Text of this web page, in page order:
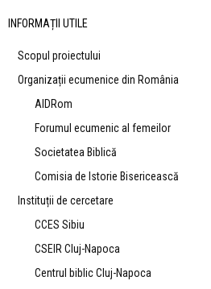
INFORMAȚII UTILE
Scopul proiectului
Organizații ecumenice din România
AIDRom
Forumul ecumenic al femeilor
Societatea Biblică
Comisia de Istorie Bisericească
Instituții de cercetare
CCES Sibiu
CSEIR Cluj-Napoca
Centrul biblic Cluj-Napoca